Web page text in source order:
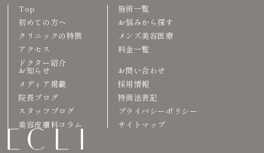
Top
初めての方へ
クリニックの特徴
アクセス
ドクター紹介
施術一覧
お悩みから探す
メンズ美容医療
料金一覧
お知らせ
メディア掲載
院長ブログ
スタッフブログ
美容皮膚科コラム
お問い合わせ
採用情報
特商法表記
プライバシーポリシー
サイトマップ